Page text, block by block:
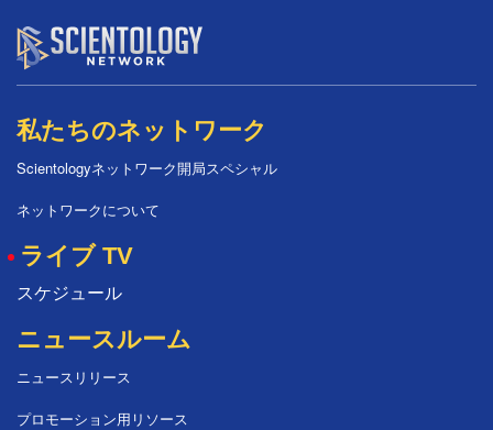
私たちのネットワーク
Scientologyネットワーク開局スペシャル
ネットワークについて
ライブ TV
スケジュール
ニュースルーム
ニュースリリース
プロモーション用リソース